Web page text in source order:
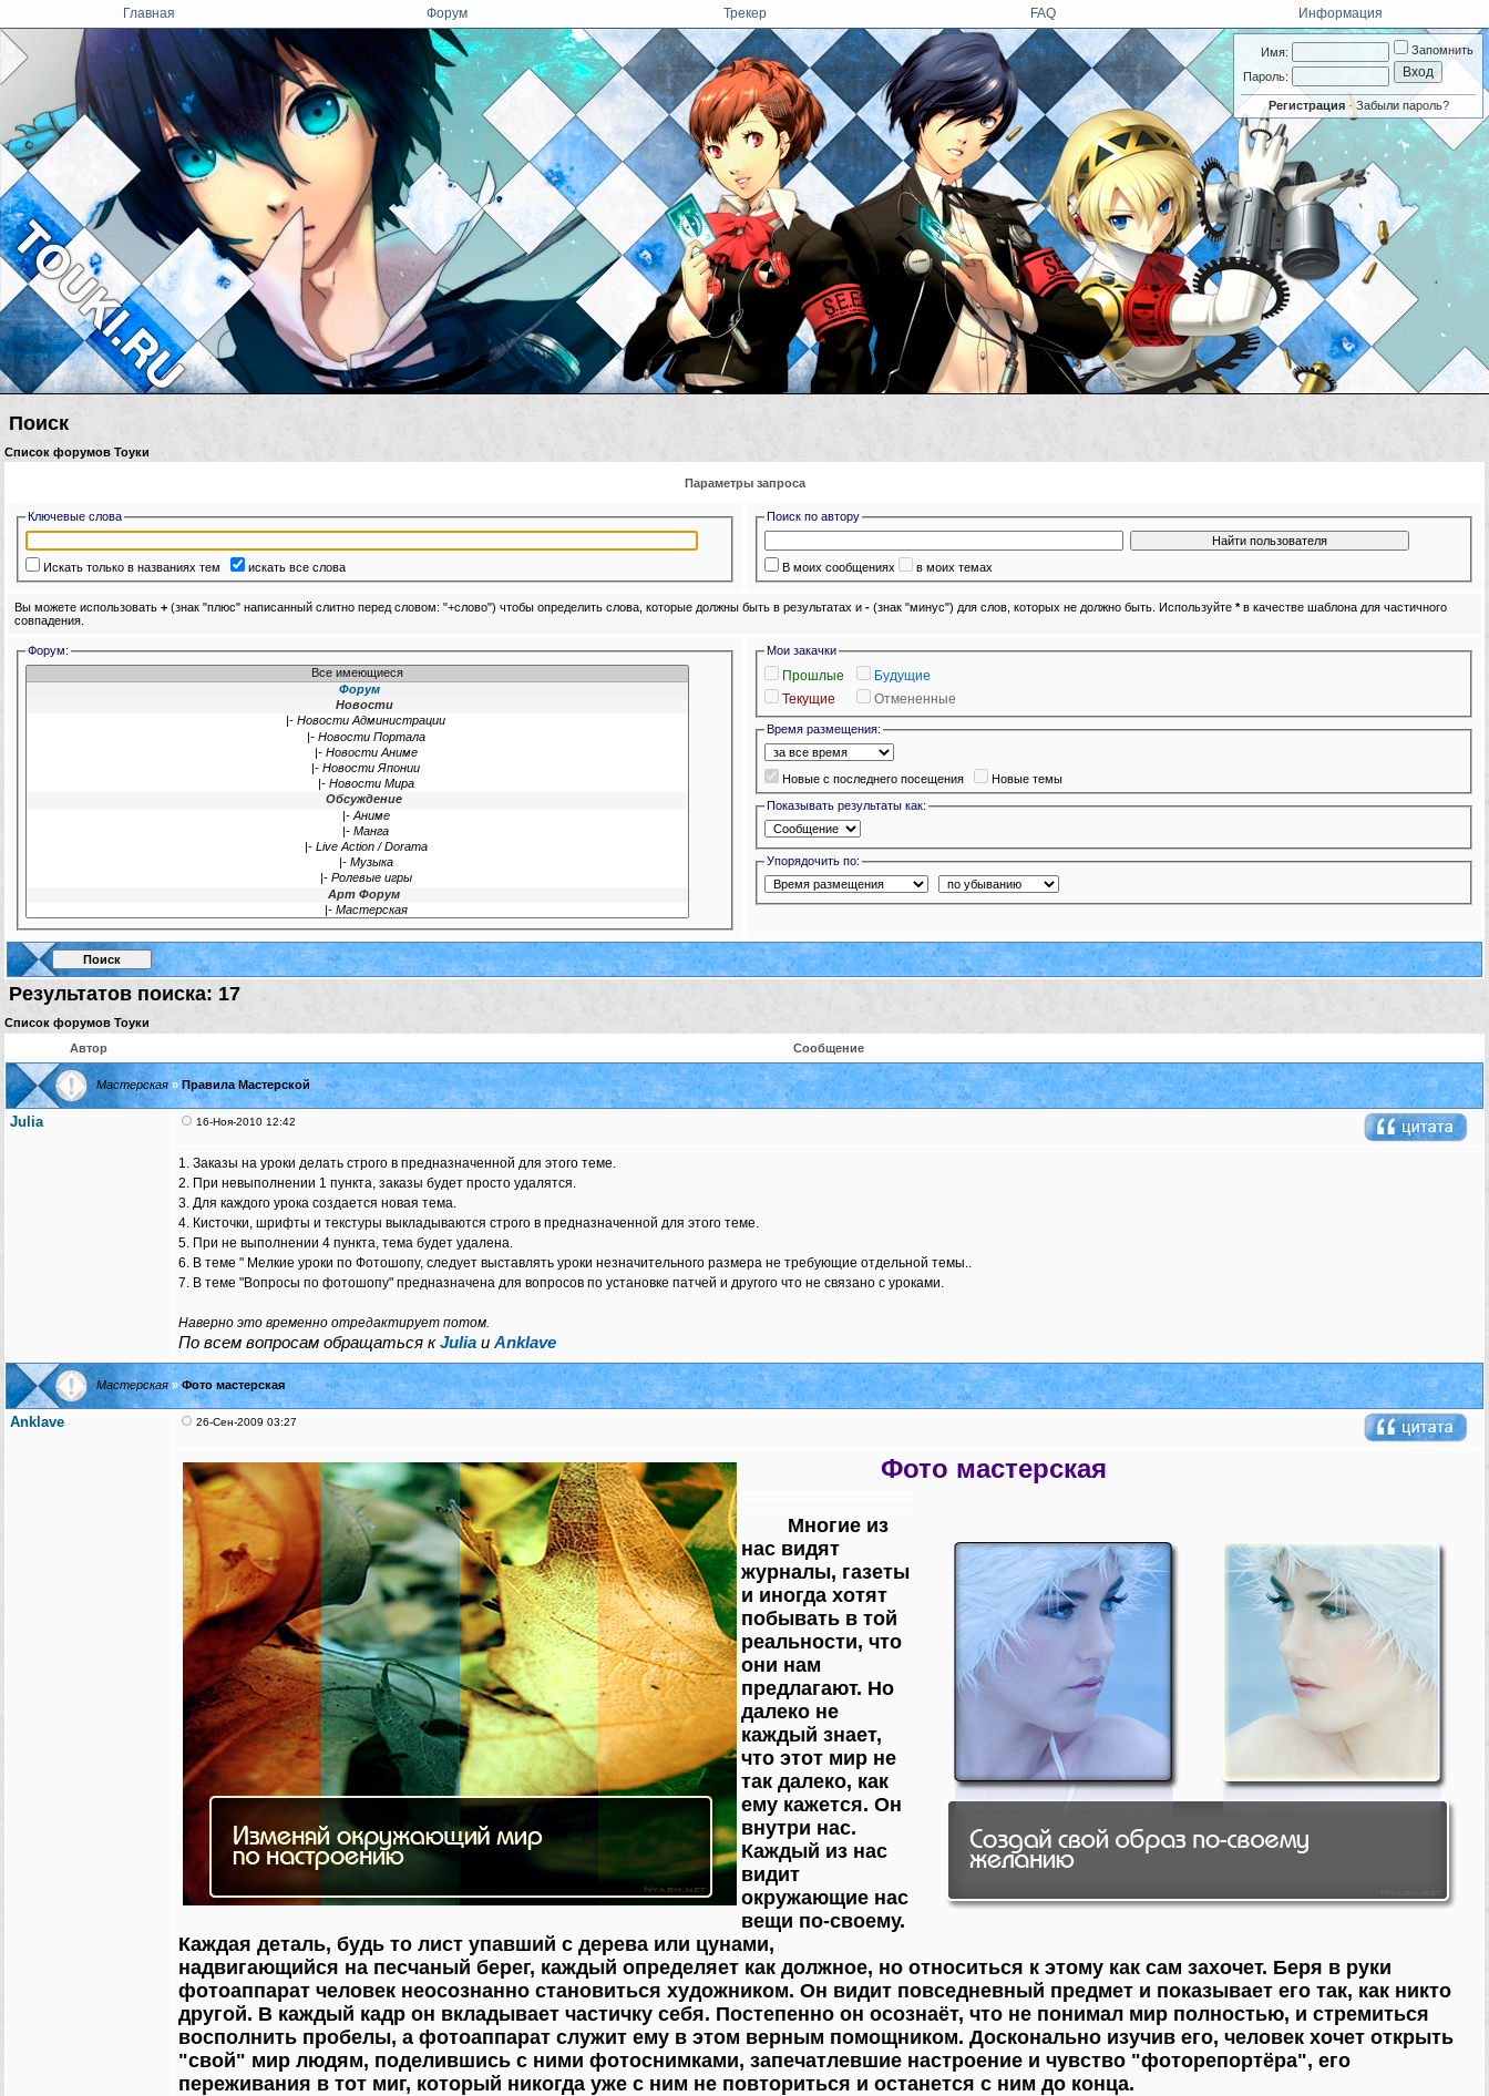
Имя:
Пароль:
Запомнить
Регистрация·Забыли пароль?
Главная Форум Трекер FAQ Информация
Поиск
Список форумов Тоуки
Параметры запроса
Ключевые слова
Искать только в названиях тем искать все слова
Поиск по автору
В моих сообщениях в моих темах
Вы можете использовать + (знак "плюс" написанный слитно перед словом: "+слово") чтобы определить слова, которые должны быть в результатах и - (знак "минус") для слов, которых не должно быть. Используйте *в качестве шаблона для частичного
совпадения.
Форум: Мои закачки
Прошлые
Будущие
Текущие
Отмененные
Время размещения:
Новые с последнего посещения
Новые темы
Показывать результаты как:
Упорядочить по:
Результатов поиска: 17
Список форумов Тоуки
Автор
Сообщение
Мастерская » Правила Мастерской
Julia 16-Ноя-2010 12:42
1. Заказы на уроки делать строго в предназначенной для этого теме.
2. При невыполнении 1 пункта, заказы будет просто удалятся.
3. Для каждого урока создается новая тема.
4. Кисточки, шрифты и текстуры выкладываются строго в предназначенной для этого теме.
5. При не выполнении 4 пункта, тема будет удалена.
6. В теме " Мелкие уроки по Фотошопу, следует выставлять уроки незначительного размера не требующие отдельной темы..
7. В теме "Вопросы по фотошопу" предназначена для вопросов по установке патчей и другого что не связано с уроками.
Наверно это временно отредактирует потом.
По всем вопросам обращаться кJulia и Anklave
Мастерская » Фото мастерская
Anklave 26-Сен-2009 03:27
Фото мастерская
Многие из
нас видят
журналы, газеты
и иногда хотят
побывать в той
реальности, что
они нам
предлагают. Но
далеко не
каждый знает,
что этот мир не
так далеко, как
ему кажется. Он
внутри нас.
Каждый из нас
видит
окружающие нас
вещи по-своему.
Каждая деталь, будь то лист упавший с дерева или цунами,
надвигающийся на песчаный берег, каждый определяет как должное, но относиться к этому как сам захочет. Беря в руки
фотоаппарат человек неосознанно становиться художником. Он видит повседневный предмет и показывает его так, как никто
другой. В каждый кадр он вкладывает частичку себя. Постепенно он осознаёт, что не понимал мир полностью, и стремиться
восполнить пробелы, а фотоаппарат служит ему в этом верным помощником. Досконально изучив его, человек хочет открыть
"свой" мир людям, поделившись с ними фотоснимками, запечатлевшие настроение и чувство "фоторепортёра", его
переживания в тот миг, который никогда уже с ним не повториться и останется с ним до конца.